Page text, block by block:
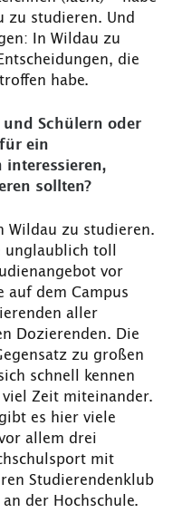
zu studieren. Und
In Wildau zu
die
habe.
und Schülern oder
ein
interessieren,
sollten?
Wildau zu studieren.
unglaublich toll
vor
auf dem Campus
aller
Dozierenden. Die
zu großen
schnell kennen
Zeit miteinander.
es hier viele
allem drei
mit
Studierendenklub
der Hochschule.